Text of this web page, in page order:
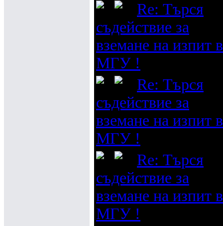
Re: Търся
съдействие за
вземане на изпит в
МГУ !
Re: Търся
съдействие за
вземане на изпит в
МГУ !
Re: Търся
съдействие за
вземане на изпит в
МГУ !